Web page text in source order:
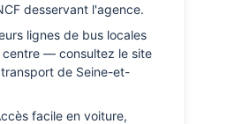
desservant l'agence.
lignes de bus locales
centre — consultez le site
de Seine-et-
facile en voiture,